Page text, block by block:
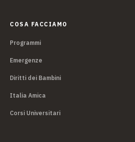
COSA FACCIAMO
Programmi
Emergenze
Diritti dei Bambini
Italia Amica
Corsi Universitari